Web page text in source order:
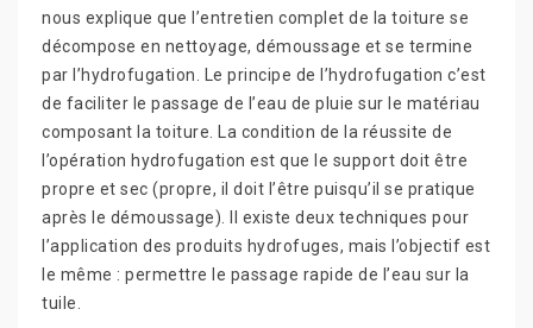
nous explique que l’entretien complet de la toiture se
décompose en nettoyage, démoussage et se termine
par l’hydrofugation. Le principe de l’hydrofugation c’est
de faciliter le passage de l’eau de pluie sur le matériau
composant la toiture. La condition de la réussite de
l’opération hydrofugation est que le support doit être
propre et sec (propre, il doit l’être puisqu’il se pratique
après le démoussage). Il existe deux techniques pour
l’application des produits hydrofuges, mais l’objectif est
le même : permettre le passage rapide de l’eau sur la
tuile.